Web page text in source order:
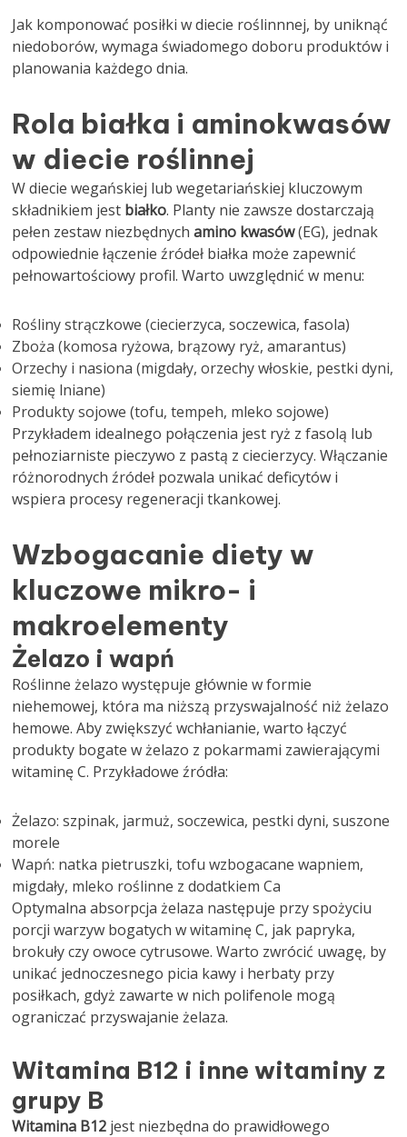
Jak komponować posiłki w diecie roślinnnej, by uniknąć
niedoborów, wymaga świadomego doboru produktów i
planowania każdego dnia.
Rola białka i aminokwasów
w diecie roślinnej
W diecie wegańskiej lub wegetariańskiej kluczowym
składnikiem jest białko. Planty nie zawsze dostarczają
pełen zestaw niezbędnychamino kwasów(EG), jednak
odpowiednie łączenie źródeł białka może zapewnić
pełnowartościowy profil. Warto uwzględnić w menu:
Rośliny strączkowe (ciecierzyca, soczewica, fasola)
Zboża (komosa ryżowa, brązowy ryż, amarantus)
Orzechy i nasiona (migdały, orzechy włoskie, pestki dyni,
siemię lniane)
Produkty sojowe (tofu, tempeh, mleko sojowe)
Przykładem idealnego połączenia jest ryż z fasolą lub
pełnoziarniste pieczywo z pastą z ciecierzycy. Włączanie
różnorodnych źródeł pozwala unikać deficytów i
wspiera procesy regeneracji tkankowej.
Wzbogacanie diety w
kluczowe mikro- i
makroelementy
Żelazo i wapń
Roślinne żelazo występuje głównie w formie
niehemowej, która ma niższą przyswajalność niż żelazo
hemowe. Aby zwiększyć wchłanianie, warto łączyć
produkty bogate w żelazo z pokarmami zawierającymi
witaminę C. Przykładowe źródła:
Żelazo: szpinak, jarmuż, soczewica, pestki dyni, suszone
morele
Wapń: natka pietruszki, tofu wzbogacane wapniem,
migdały, mleko roślinne z dodatkiem Ca
Optymalna absorpcja żelaza następuje przy spożyciu
porcji warzyw bogatych w witaminę C, jak papryka,
brokuły czy owoce cytrusowe. Warto zwrócić uwagę, by
unikać jednoczesnego picia kawy i herbaty przy
posiłkach, gdyż zawarte w nich polifenole mogą
ograniczać przyswajanie żelaza.
Witamina B12 i inne witaminy z
grupy B
Witamina B12 jest niezbędna do prawidłowego